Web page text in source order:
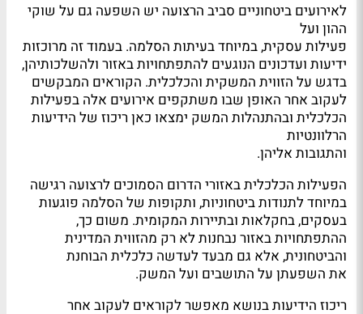
לאירועים ביטחוניים סביב הרצועה יש השפעה גם על שוקי
ההון ועל
פעילות עסקית, במיוחד בעיתות הסלמה. בעמוד זה מרוכזות
ידיעות ועדכונים הנוגעים להתפתחויות באזור ולהשלכותיהן,
בדגש על הזווית המשקית והכלכלית. הקוראים המבקשים
לעקוב אחר האופן שבו משתקפים אירועים אלה בפעילות
הכלכלית ובהתנהלות המשק ימצאו כאן ריכוז של הידיעות
הרלוונטיות
והתגובות אליהן.
הפעילות הכלכלית באזורי הדרום הסמוכים לרצועה רגישה
במיוחד לתנודות ביטחוניות, ותקופות של הסלמה פוגעות
בעסקים, בחקלאות ובתיירות המקומית. משום כך,
ההתפתחויות באזור נבחנות לא רק מהזווית המדינית
והביטחונית, אלא גם מבעד לעדשה כלכלית הבוחנת
את השפעתן על התושבים ועל המשק.
ריכוז הידיעות בנושא מאפשר לקוראים לעקוב אחר